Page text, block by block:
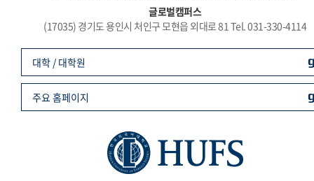
글로벌캠퍼스
(17035) 경기도 용인시 처인구 모현읍 외대로 81 Tel. 031-330-4114
대학 / 대학원
주요 홈페이지